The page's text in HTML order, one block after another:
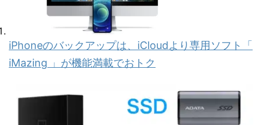
iPhoneのバックアップは、iCloudより専用ソフト「
iMazing 」が機能満載でおトク